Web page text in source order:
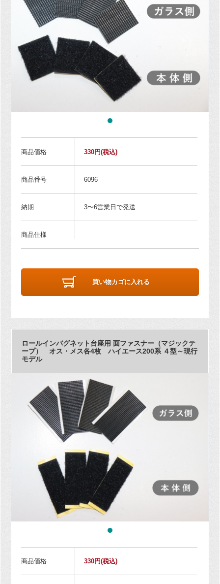
商品価格 330円(税込)
商品番号 6096
納期 3〜6営業日で発送
商品仕様
買い物カゴに入れる
ロールインバグネット台座用 面ファスナー（マジックテ
ープ） オス・メス各4枚 ハイエース200系 ４型～現行
モデル
商品価格 330円(税込)